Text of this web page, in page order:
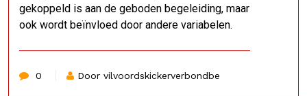
gekoppeld is aan de geboden begeleiding, maar
ook wordt beïnvloed door andere variabelen.
0 Door vilvoordskickerverbondbe